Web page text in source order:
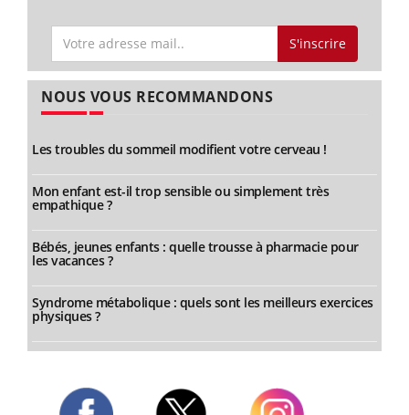
S'inscrire
NOUS VOUS RECOMMANDONS
Les troubles du sommeil modifient votre cerveau !
Mon enfant est-il trop sensible ou simplement très
empathique ?
Bébés, jeunes enfants : quelle trousse à pharmacie pour
les vacances ?
Syndrome métabolique : quels sont les meilleurs exercices
physiques ?